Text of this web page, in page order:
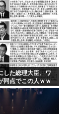
した総理大臣、ワ
同点でこの人ｗｗ